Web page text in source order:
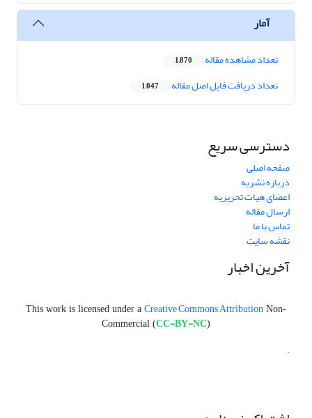
آمار
تعداد مشاهده مقاله 1,870
تعداد دریافت فایل اصل مقاله 1,047
دسترسی سریع
صفحه اصلی
درباره نشریه
اعضای هیات تحریریه
ارسال مقاله
تماس با ما
نقشه سایت
آخرین اخبار
This work is licensed under a Creative Commons Attribution Non-
Commercial (CC-BY-NC)
.